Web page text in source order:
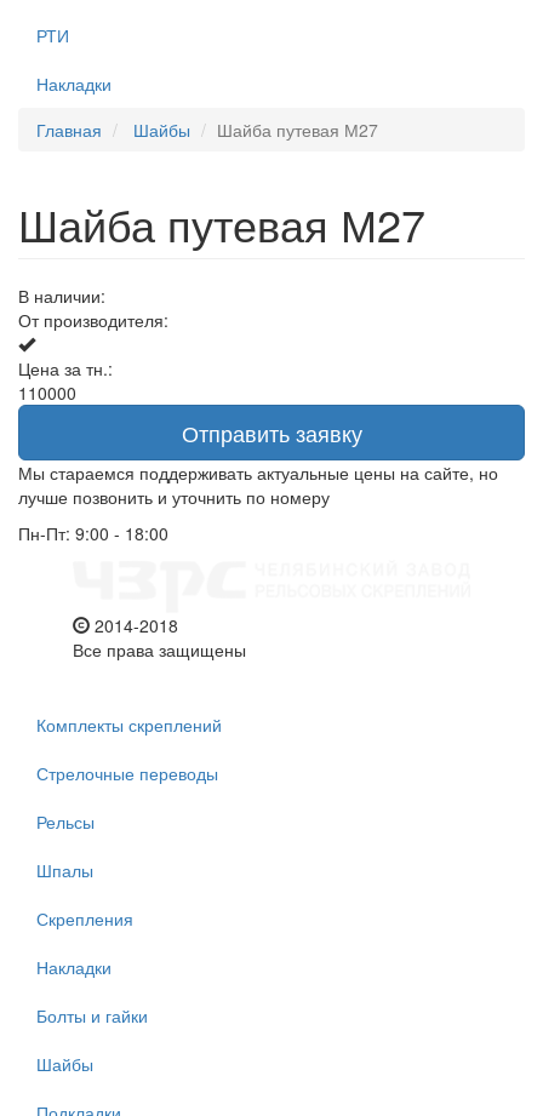
РТИ
Накладки
Главная
Шайбы Шайба путевая М27
Шайба путевая М27
В наличии:
От производителя:
Цена за тн.:
110000
Отправить заявку
Мы стараемся поддерживать актуальные цены на сайте, но
лучше позвонить и уточнить по номеру
Пн-Пт: 9:00 - 18:00
2014-2018
Все права защищены
Комплекты скреплений
Стрелочные переводы
Рельсы
Шпалы
Скрепления
Накладки
Болты и гайки
Шайбы